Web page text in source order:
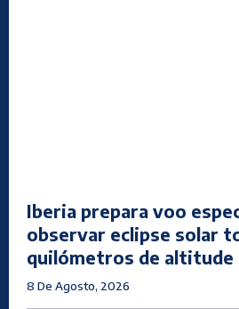
Iberia prepara voo
observar eclipse solar
quilómetros de altitude
8 De Agosto, 2026